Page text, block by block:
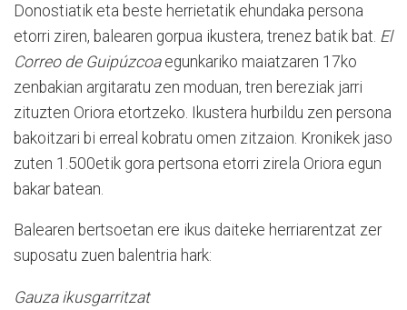
Donostiatik eta beste herrietatik ehundaka persona
etorri ziren, balearen gorpua ikustera, trenez batik bat. El
Correo de Guipúzcoaegunkariko maiatzaren 17ko
zenbakian argitaratu zen moduan, tren bereziak jarri
zituzten Oriora etortzeko. Ikustera hurbildu zen persona
bakoitzari bi erreal kobratu omen zitzaion. Kronikek jaso
zuten 1.500etik gora pertsona etorri zirela Oriora egun
bakar batean.
Balearen bertsoetan ere ikus daiteke herriarentzat zer
suposatu zuen balentria hark:
Gauza ikusgarritzat